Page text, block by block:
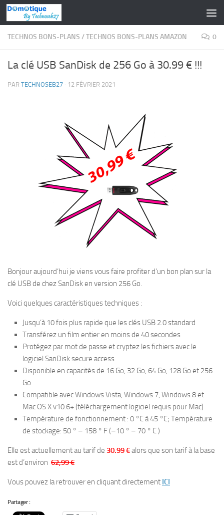
Skip to content
TECHNOS BONS-PLANS /TECHNOS BONS-PLANS AMAZON 0
La clé USB SanDisk de 256 Go à 30.99 € !!!
PAR TECHNOSEB27 · 12 FÉVRIER 2021
Bonjour aujourd’hui je viens vous faire profiter d’un bon plan sur la
clé USB de chez SanDisk en version 256 Go.
Voici quelques caractéristiques techniques :
Jusqu’à 10 fois plus rapide que les clés USB 2.0 standard
Transférez un film entier en moins de 40 secondes
Protégez par mot de passe et cryptez les fichiers avec le
logiciel SanDisk secure access
Disponible en capacités de 16 Go, 32 Go, 64 Go, 128 Go et 256
Go
Compatible avec Windows Vista, Windows 7, Windows 8 et
Mac OS X v10.6+ (téléchargement logiciel requis pour Mac)
Température de fonctionnement : 0 °C à 45 °C; Température
de stockage: 50 ° – 158 ° F (–10 ° – 70 ° C )
Elle est actuellement au tarif de 30.99 €alors que son tarif à la base
est d’environ 62,99 €
Vous pouvez la retrouver en cliquant directement ICI
Partager :